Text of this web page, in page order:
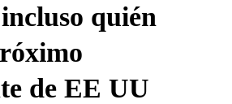
quién
de EE UU